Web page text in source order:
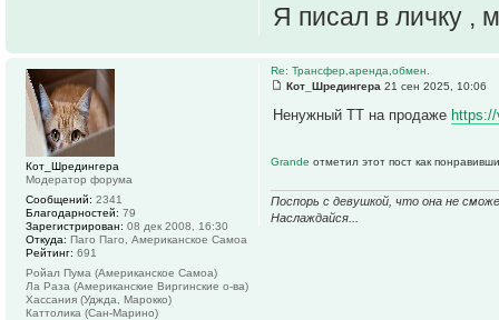
Я писал в личку ,
Re: Трансфер,аренда,обмен.
Кот_Шредингера 21 сен 2025, 10:06
Ненужный ТТ на продаже https://
Grande отметил этот пост как
Поспорь с девушкой, что она не
Наслаждайся...
Кот_Шредингера
Модератор форума
Сообщений: 2341
Благодарностей: 79
Зарегистрирован: 08 дек 2008, 16:30
Откуда: Паго Паго, Американское Самоа
Рейтинг: 691
Ройал Пума (Американское Самоа)
Ла Раза (Американские Виргинские о-ва)
Хассания (Уджда, Марокко)
Каттолика (Сан-Марино)